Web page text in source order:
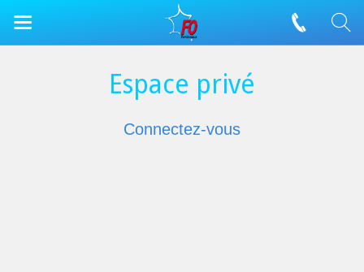
Espace privé
Connectez-vous